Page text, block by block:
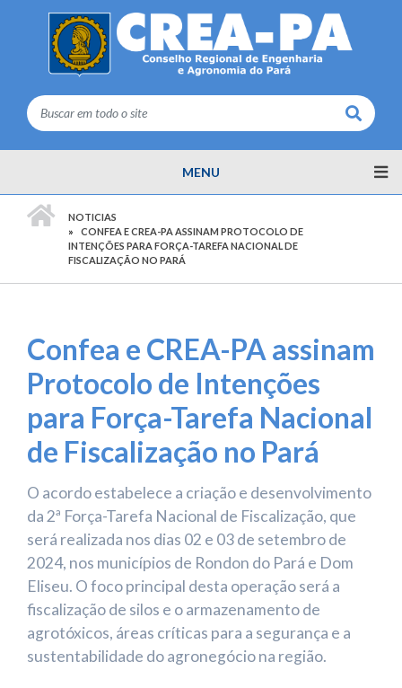
Buscar
MENU
NOTICIAS
CONFEA E CREA-PA ASSINAM PROTOCOLO DE
INTENÇÕES PARA FORÇA-TAREFA NACIONAL DE
FISCALIZAÇÃO NO PARÁ
Confea e CREA-PA assinam
Protocolo de Intenções
para Força-Tarefa Nacional
de Fiscalização no Pará
O acordo estabelece a criação e desenvolvimento
da 2ª Força-Tarefa Nacional de Fiscalização, que
será realizada nos dias 02 e 03 de setembro de
2024, nos municípios de Rondon do Pará e Dom
Eliseu. O foco principal desta operação será a
fiscalização de silos e o armazenamento de
agrotóxicos, áreas críticas para a segurança e a
sustentabilidade do agronegócio na região.